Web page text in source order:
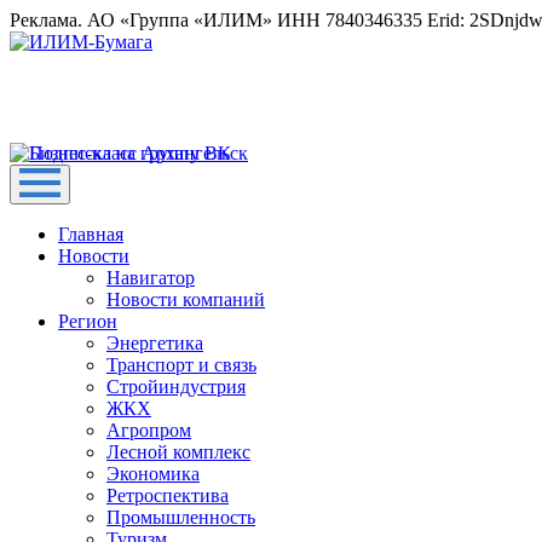
Реклама. АО «Группа «ИЛИМ» ИНН 7840346335 Erid:
Главная
Новости
Навигатор
Новости компаний
Регион
Энергетика
Транспорт и связь
Стройиндустрия
ЖКХ
Агропром
Лесной комплекс
Экономика
Ретроспектива
Промышленность